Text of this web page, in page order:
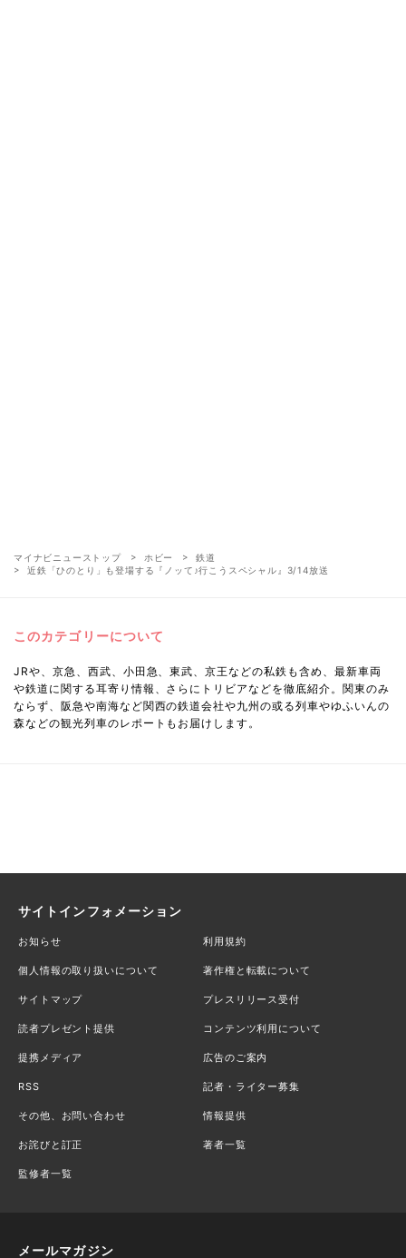
マイナビニューストップ ホビー
鉄道
近鉄「ひのとり」も登場する『ノッて♪行こうスペシャル』3/14放送
このカテゴリーについて
JRや、京急、西武、小田急、東武、京王などの私鉄も含め、最新車両
や鉄道に関する耳寄り情報、さらにトリビアなどを徹底紹介。関東のみ
ならず、阪急や南海など関西の鉄道会社や九州の或る列車やゆふいんの
森などの観光列車のレポートもお届けします。
サイトインフォメーション
お知らせ 利用規約
個人情報の取り扱いについて 著作権と転載について
サイトマップ プレスリリース受付
読者プレゼント提供 コンテンツ利用について
提携メディア 広告のご案内
RSS 記者・ライター募集
その他、お問い合わせ 情報提供
お詫びと訂正 著者一覧
監修者一覧
メールマガジン